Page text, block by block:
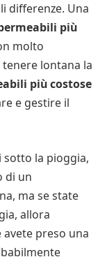
differenze. Una
più
molto
lontana la
più costose
e gestire il
sotto la pioggia,
di un
ma se state
allora
preso una